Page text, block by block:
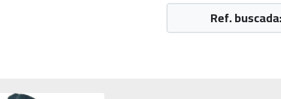
Ref.